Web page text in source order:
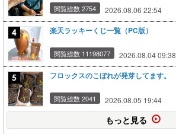
閲覧総数 2754 2026.08.06 22:54
楽天ラッキーくじ一覧（PC版）
閲覧総数 11198077 2026.08.04 09:38
フロックスのこぼれが発芽してます。
閲覧総数 2041 2026.08.05 19:44
もっと見る